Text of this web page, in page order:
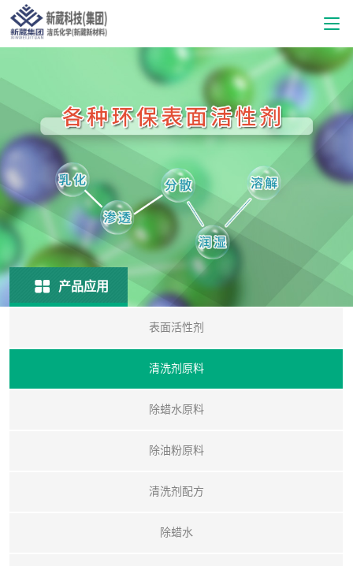
产品应用
表面活性剂
清洗剂原料
除蜡水原料
除油粉原料
清洗剂配方
除蜡水